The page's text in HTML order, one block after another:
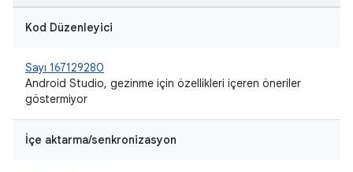
Kod Düzenleyici
Sayı 167129280
Android Studio, gezinme için özellikleri içeren öneriler
göstermiyor
İçe aktarma/senkronizasyon